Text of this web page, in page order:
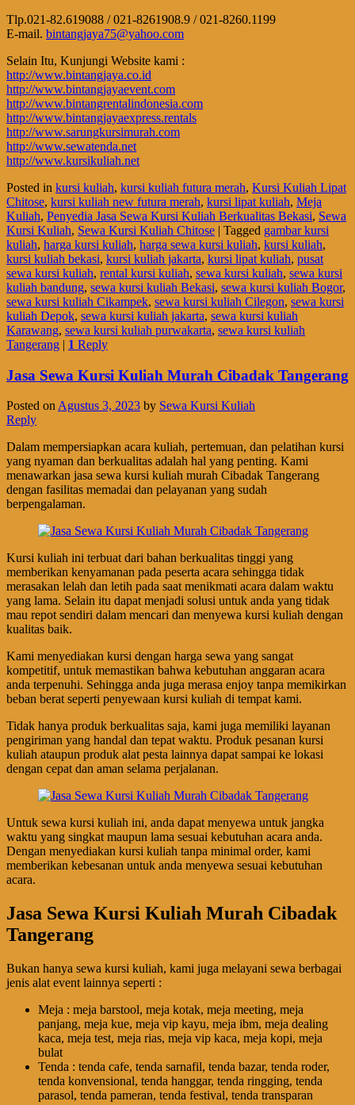
Tlp.021-82.619088 / 021-8261908.9 / 021-8260.1199
E-mail. bintangjaya75@yahoo.com
Selain Itu, Kunjungi Website kami :
http://www.bintangjaya.co.id
http://www.bintangjayaevent.com
http://www.bintangrentalindonesia.com
http://www.bintangjayaexpress.rentals
http://www.sarungkursimurah.com
http://www.sewatenda.net
http://www.kursikuliah.net
Posted in kursi kuliah, kursi kuliah futura merah, Kursi Kuliah Lipat
Chitose, kursi kuliah new futura merah, kursi lipat kuliah, Meja
Kuliah, Penyedia Jasa Sewa Kursi Kuliah Berkualitas Bekasi, Sewa
Kursi Kuliah, Sewa Kursi Kuliah Chitose | Tagged gambar kursi
kuliah, harga kursi kuliah, harga sewa kursi kuliah, kursi kuliah,
kursi kuliah bekasi, kursi kuliah jakarta, kursi lipat kuliah, pusat
sewa kursi kuliah, rental kursi kuliah, sewa kursi kuliah, sewa kursi
kuliah bandung, sewa kursi kuliah Bekasi, sewa kursi kuliah Bogor,
sewa kursi kuliah Cikampek, sewa kursi kuliah Cilegon, sewa kursi
kuliah Depok, sewa kursi kuliah jakarta, sewa kursi kuliah
Karawang, sewa kursi kuliah purwakarta, sewa kursi kuliah
Tangerang | 1 Reply
Jasa Sewa Kursi Kuliah Murah Cibadak Tangerang
Posted on Agustus 3, 2023 by Sewa Kursi Kuliah
Reply
Dalam mempersiapkan acara kuliah, pertemuan, dan pelatihan kursi
yang nyaman dan berkualitas adalah hal yang penting. Kami
menawarkan jasa sewa kursi kuliah murah Cibadak Tangerang
dengan fasilitas memadai dan pelayanan yang sudah
berpengalaman.
Kursi kuliah ini terbuat dari bahan berkualitas tinggi yang
memberikan kenyamanan pada peserta acara sehingga tidak
merasakan lelah dan letih pada saat menikmati acara dalam waktu
yang lama. Selain itu dapat menjadi solusi untuk anda yang tidak
mau repot sendiri dalam mencari dan menyewa kursi kuliah dengan
kualitas baik.
Kami menyediakan kursi dengan harga sewa yang sangat
kompetitif, untuk memastikan bahwa kebutuhan anggaran acara
anda terpenuhi. Sehingga anda juga merasa enjoy tanpa memikirkan
beban berat seperti penyewaan kursi kuliah di tempat kami.
Tidak hanya produk berkualitas saja, kami juga memiliki layanan
pengiriman yang handal dan tepat waktu. Produk pesanan kursi
kuliah ataupun produk alat pesta lainnya dapat sampai ke lokasi
dengan cepat dan aman selama perjalanan.
Untuk sewa kursi kuliah ini, anda dapat menyewa untuk jangka
waktu yang singkat maupun lama sesuai kebutuhan acara anda.
Dengan menyediakan kursi kuliah tanpa minimal order, kami
memberikan kebesanan untuk anda menyewa sesuai kebutuhan
acara.
Jasa Sewa Kursi Kuliah Murah Cibadak
Tangerang
Bukan hanya sewa kursi kuliah, kami juga melayani sewa berbagai
jenis alat event lainnya seperti :
Meja : meja barstool, meja kotak, meja meeting, meja
panjang, meja kue, meja vip kayu, meja ibm, meja dealing
kaca, meja test, meja rias, meja vip kaca, meja kopi, meja
bulat
Tenda : tenda cafe, tenda sarnafil, tenda bazar, tenda roder,
tenda konvensional, tenda hanggar, tenda ringging, tenda
parasol, tenda pameran, tenda festival, tenda transparan